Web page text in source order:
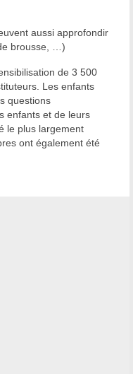
aussi approfondir
brousse, …)
de 3 500
Les enfants
questions
enfants et de leurs
le plus largement
ont également été